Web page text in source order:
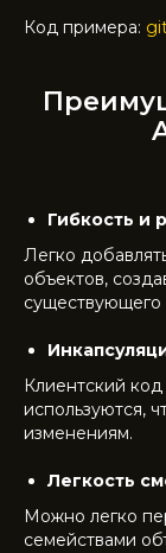
Код примера:
Гибкость и
Легко
объектов,
существующего
Клиентский
используются,
изменениям.
Легкость
Можно легко
семействами